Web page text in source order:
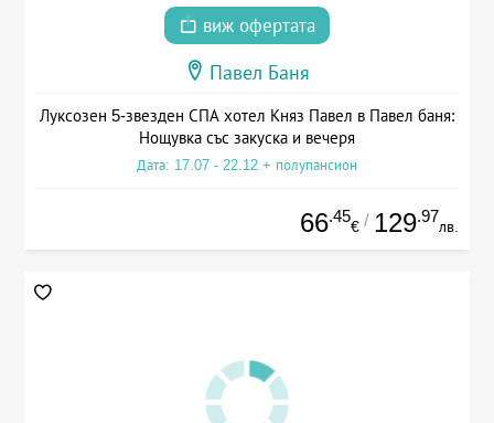
виж офертата
Павел Баня
Луксозен 5-звезден СПА хотел Княз Павел в Павел баня:
Нощувка със закуска и вечеря
Дата: 17.07 - 22.12 + полупансион
66.45
€ / 129.97
лв.